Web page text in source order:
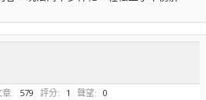
章 579 評分 1 聲望 0